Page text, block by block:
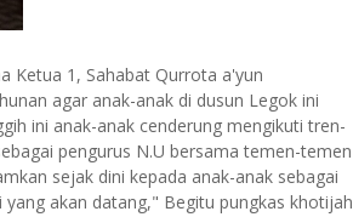
Ketua 1, Sahabat Qurrota a'yun
agar anak-anak di dusun Legok ini
ini anak-anak cenderung mengikuti tren-
pengurus N.U bersama temen-temen
sejak dini kepada anak-anak sebagai
akan datang," Begitu pungkas khotijah